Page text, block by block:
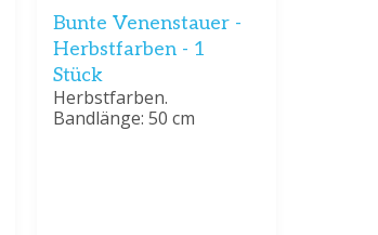
Bunte Venenstauer -
Herbstfarben - 1
Stück
Herbstfarben.
Bandlänge: 50 cm